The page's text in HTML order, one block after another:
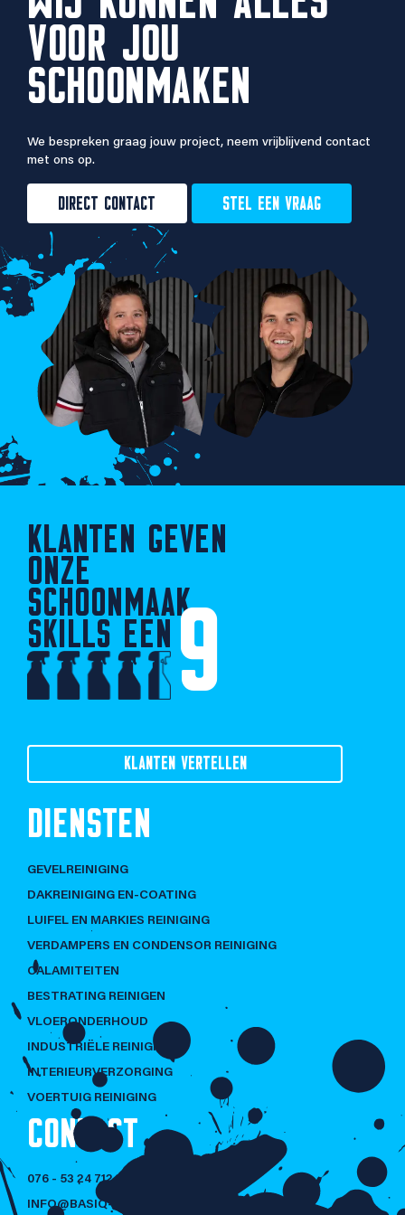
VOOR JOU
SCHOONMAKEN
We bespreken graag jouw project, neem vrijblijvend contact
met ons op.
DIRECT CONTACT STEL EEN VRAAG
KLANTEN GEVEN
ONZE
SCHOONMAAK
SKILLS EEN 9
KLANTEN VERTELLEN
DIENSTEN
GEVELREINIGING
DAKREINIGING EN-COATING
LUIFEL EN MARKIES REINIGING
VERDAMPERS EN CONDENSOR REINIGING
CALAMITEITEN
BESTRATING REINIGEN
VLOERONDERHOUD
INDUSTRIËLE REINIGING
INTERIEURVERZORGING
VOERTUIG REINIGING
CONTACT
076 - 53 24 712
INFO@BASIQ-CLEANING.NL